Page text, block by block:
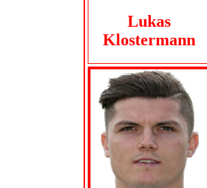
Lukas
Klostermann